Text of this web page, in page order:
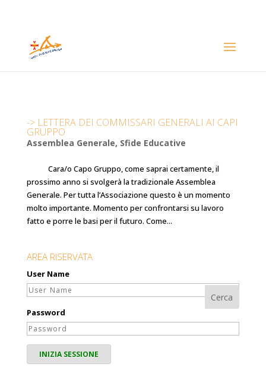
-> LETTERA DEI COMMISSARI GENERALI AI CAPI
GRUPPO
Assemblea Generale, Sfide Educative
Cara/o Capo Gruppo, come saprai certamente, il
prossimo anno si svolgerà la tradizionale Assemblea
Generale. Per tutta l’Associazione questo è un momento
molto importante. Momento per confrontarsi su lavoro
fatto e porre le basi per il futuro. Come...
AREA RISERVATA
User Name
Password